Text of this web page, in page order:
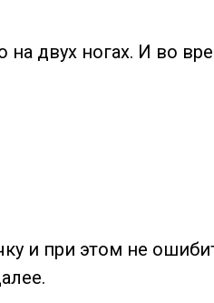
на двух ногах. И во
и при этом не